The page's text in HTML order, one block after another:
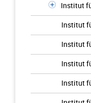
Institut
Institut
Institut
Institut
Institut